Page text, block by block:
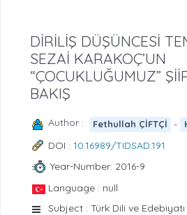
DİRİLİŞ DÜŞÜNCESİ
SEZAİ KARAKOÇ’UN
“ÇOCUKLUĞUMUZ”
BAKIŞ
Author : Fethullah ÇİFTÇİ -
DOI : 10.16989/TIDSAD.191
Year-Number: 2016-9
Language : null
Subject : Türk Dili ve Edebiyatı